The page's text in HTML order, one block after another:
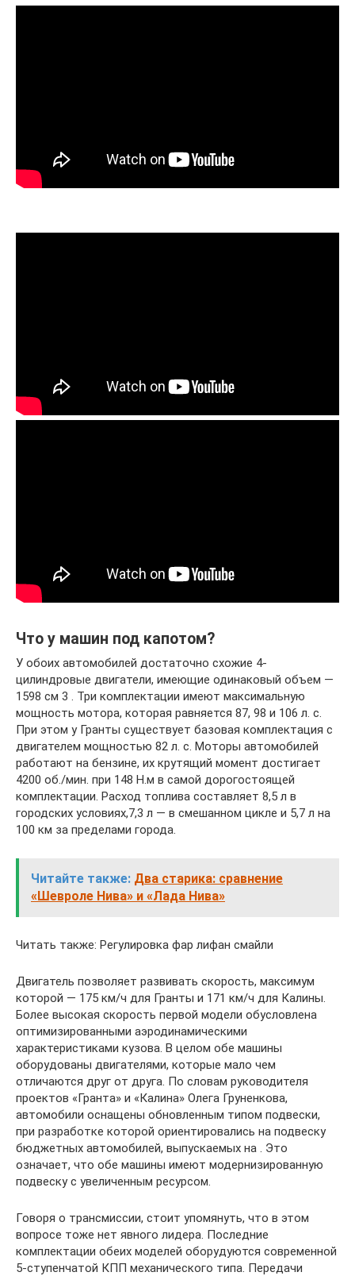
Что у машин под капотом?
У обоих автомобилей достаточно схожие 4-
цилиндровые двигатели, имеющие одинаковый объем —
1598 см 3 . Три комплектации имеют максимальную
мощность мотора, которая равняется 87, 98 и 106 л. с.
При этом у Гранты существует базовая комплектация с
двигателем мощностью 82 л. с. Моторы автомобилей
работают на бензине, их крутящий момент достигает
4200 об./мин. при 148 Н.м в самой дорогостоящей
комплектации. Расход топлива составляет 8,5 л в
городских условиях,7,3 л — в смешанном цикле и 5,7 л на
100 км за пределами города.
Читайте также: Два старика: сравнение
«Шевроле Нива» и «Лада Нива»
Читать также: Регулировка фар лифан смайли
Двигатель позволяет развивать скорость, максимум
которой — 175 км/ч для Гранты и 171 км/ч для Калины.
Более высокая скорость первой модели обусловлена
оптимизированными аэродинамическими
характеристиками кузова. В целом обе машины
оборудованы двигателями, которые мало чем
отличаются друг от друга. По словам руководителя
проектов «Гранта» и «Калина» Олега Груненкова,
автомобили оснащены обновленным типом подвески,
при разработке которой ориентировались на подвеску
бюджетных автомобилей, выпускаемых на . Это
означает, что обе машины имеют модернизированную
подвеску с увеличенным ресурсом.
Говоря о трансмиссии, стоит упомянуть, что в этом
вопросе тоже нет явного лидера. Последние
комплектации обеих моделей оборудуются современной
5-ступенчатой КПП механического типа. Передачи